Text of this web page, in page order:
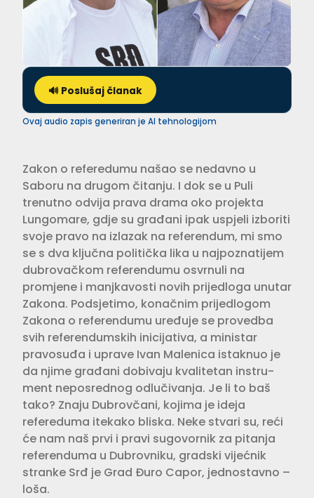
🔊 Poslušaj članak
Ovaj audio zapis generiran je AI tehnologijom
Zakon o referedumu našao se nedavno u
Saboru na drugom čitanju. I dok se u Puli
trenutno odvija prava drama oko projekta
Lungomare, gdje su građani ipak uspjeli izboriti
svoje pravo na izlazak na referendum, mi smo
se s dva ključna politička lika u najpoznatijem
dubrovačkom refe­rendumu osvrnuli na
promjene i manjkavosti novih prijedloga unutar
Zakona. Podsjetimo, konačnim prijed­logom
Zakona o referendumu uređuje se provedba
svih referendumskih ini­cijativa, a ministar
pravosuđa i uprave Ivan Malenica istaknuo je
da njime građani dobivaju kvalitetan instru­
ment neposrednog odlučivanja. Je li to baš
tako? Znaju Dubrovčani, kojima je ideja
refereduma itekako bliska. Neke stvari su, reći
će nam naš prvi i pravi sugovornik za pitanja
referen­duma u Dubrovniku, gradski vijećnik
stranke Srđ je Grad Đuro Capor, jed­nostavno –
loša.